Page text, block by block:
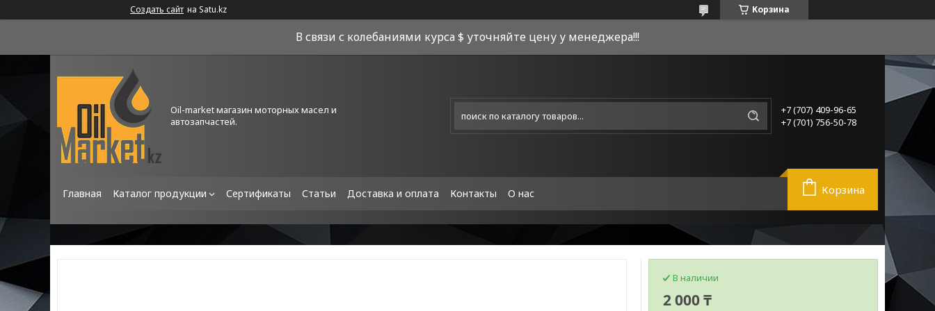
Создать сайт на Satu.kz Корзина
В связи с колебаниями курса $ уточняйте цену у менеджера!!!
Oil-market магазин моторных масел и
автозапчастей.
+7 (707) 409-96-65
+7 (701) 756-50-78
Главная Каталог продукции Сертификаты Статьи Доставка и оплата Контакты О нас Корзина
В наличии
2 000 ₸